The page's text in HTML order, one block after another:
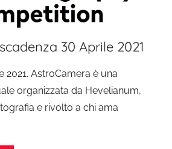
30 Aprile 2021
2021. AstroCamera è una
organizzata da Hevelianum,
e rivolto a chi ama